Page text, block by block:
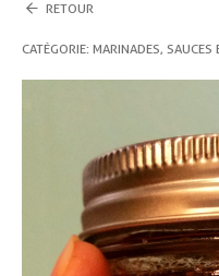
RETOUR
CATÉGORIE :MARINADES, SAUCES